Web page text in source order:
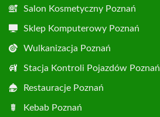
Salon Kosmetyczny Poznań
Sklep Komputerowy Poznań
Wulkanizacja Poznań
Stacja Kontroli Pojazdów Poznań
Restauracje Poznań
Kebab Poznań